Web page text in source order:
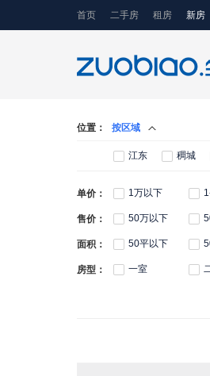
首页 二手房 租房 新房
位置： 按区域
江东 稠城
单价： 1万以下
售价： 50万以下
面积： 50平以下
房型： 一室